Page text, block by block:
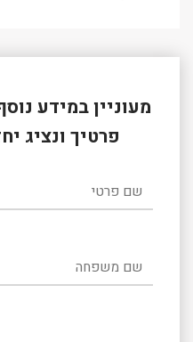
מעוניין במידע
פרטיך ונציג
שם פרטי
שם משפחה